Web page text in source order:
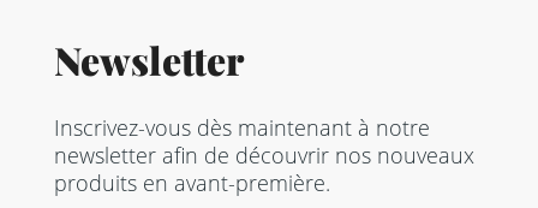
Newsletter
Inscrivez-vous dès maintenant à notre
newsletter afin de découvrir nos nouveaux
produits en avant-première.